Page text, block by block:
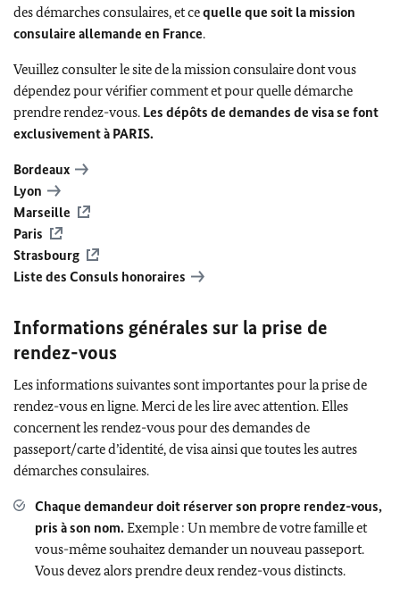
des démarches consulaires, et cequelle que soit la mission
consulaire allemande en France.
Veuillez consulter le site de la mission consulaire dont vous
dépendez pour vérifier comment et pour quelle démarche
prendre rendez-vous. Les dépôts de demandes de visa se font
exclusivement à PARIS.
Bordeaux
Lyon
Marseille
Paris
Strasbourg
Liste des Consuls honoraires
Informations générales sur la prise de
rendez-vous
Les informations suivantes sont importantes pour la prise de
rendez-vous en ligne. Merci de les lire avec attention. Elles
concernent les rendez-vous pour des demandes de
passeport/carte d’identité, de visa ainsi que toutes les autres
démarches consulaires.
Chaque demandeur doit réserver son propre rendez-vous,
pris à son nom. Exemple : Un membre de votre famille et
vous-même souhaitez demander un nouveau passeport.
Vous devez alors prendre deux rendez-vous distincts.